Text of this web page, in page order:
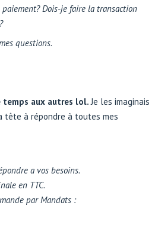
Dois-je faire la transaction
questions.
temps aux autres lol.Je les imaginais
tête à répondre à toutes mes
a vos besoins.
en TTC.
par Mandats :